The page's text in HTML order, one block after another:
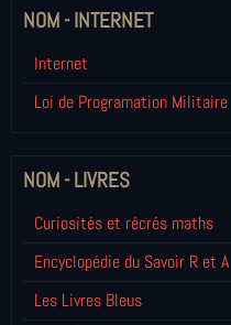
NOM - INTERNET
Internet
Loi de Programation Militaire
NOM - LIVRES
Curiosités et récrés maths
Encyclopédie du Savoir R et A
Les Livres Bleus